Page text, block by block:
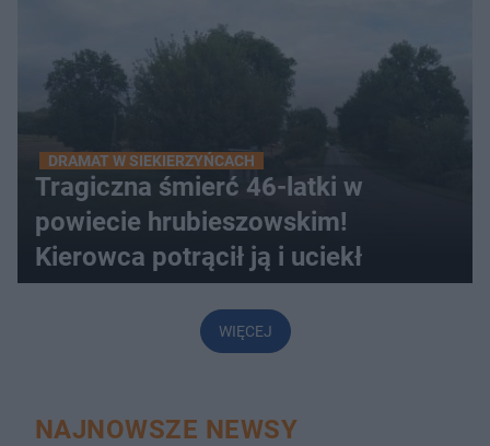
DRAMAT W SIEKIERZYŃCACH
Tragiczna śmierć 46-latki w
powiecie hrubieszowskim!
Kierowca potrącił ją i uciekł
WIĘCEJ
NAJNOWSZE NEWSY